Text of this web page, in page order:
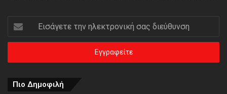
Εισάγετε
την
ηλεκτρονική
διεύθυνση
Πιο Δημοφιλή